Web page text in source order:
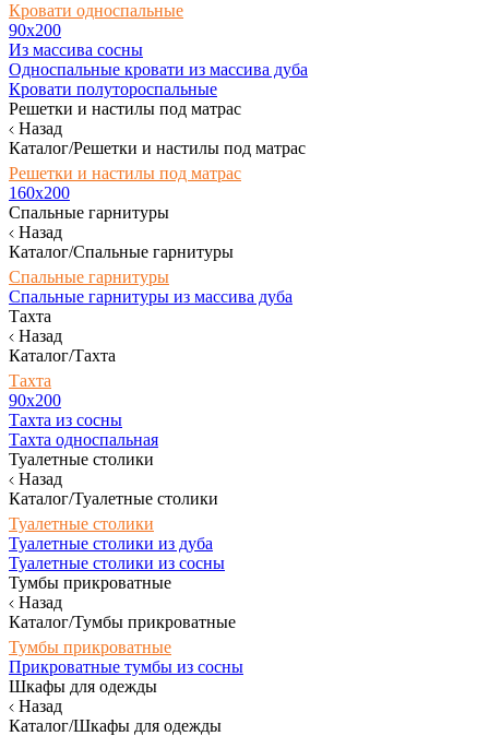
Кровати односпальные
90х200
Из массива сосны
Односпальные кровати из массива дуба
Кровати полутороспальные
Решетки и настилы под матрас
Назад
Каталог/Решетки и настилы под матрас
Решетки и настилы под матрас
160х200
Спальные гарнитуры
Назад
Каталог/Спальные гарнитуры
Спальные гарнитуры
Спальные гарнитуры из массива дуба
Тахта
Назад
Каталог/Тахта
Тахта
90х200
Тахта из сосны
Тахта односпальная
Туалетные столики
Назад
Каталог/Туалетные столики
Туалетные столики
Туалетные столики из дуба
Туалетные столики из сосны
Тумбы прикроватные
Назад
Каталог/Тумбы прикроватные
Тумбы прикроватные
Прикроватные тумбы из сосны
Шкафы для одежды
Назад
Каталог/Шкафы для одежды